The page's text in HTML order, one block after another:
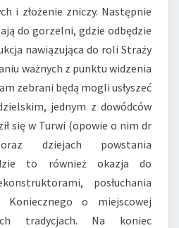
i złożenie zniczy. Następnie
do gorzelni, gdzie odbędzie
nawiązująca do roli Straży
ważnych z punktu widzenia
zebrani będą mogli usłyszeć
jednym z dowódców
się w Turwi (opowie o nim dr
dziejach powstania
to również okazja do
posłuchania
Koniecznego o miejscowej
tradycjach. Na koniec